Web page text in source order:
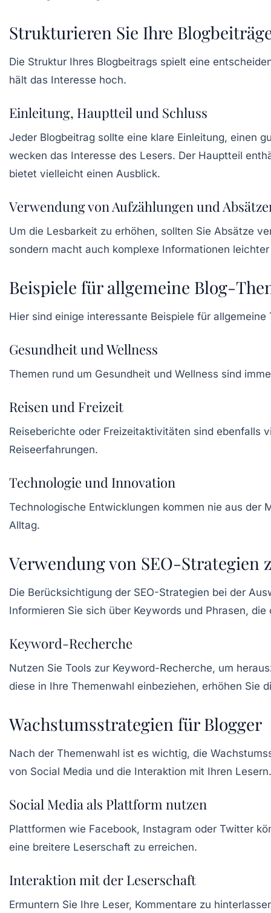
Strukturieren Sie Ihre
Die Struktur Ihres Blogbeitrags spielt eine
hält das Interesse hoch.
Einleitung, Hauptteil und Schluss
Jeder Blogbeitrag sollte eine klare Einleitung, einen
wecken das Interesse des Lesers. Der Hauptteil
bietet vielleicht einen Ausblick.
Verwendung von Aufzählungen und
Um die Lesbarkeit zu erhöhen, sollten Sie Absätze
sondern macht auch komplexe Informationen
Beispiele für allgemeine Blog-
Hier sind einige interessante Beispiele für
Gesundheit und Wellness
Themen rund um Gesundheit und Wellness sind
Reisen und Freizeit
Reiseberichte oder Freizeitaktivitäten sind ebenfalls
Reiseerfahrungen.
Technologie und Innovation
Technologische Entwicklungen kommen nie aus der
Alltag.
Verwendung von SEO-Strategien
Die Berücksichtigung der SEO-Strategien bei der
Informieren Sie sich über Keywords und Phrasen,
Keyword-Recherche
Nutzen Sie Tools zur Keyword-Recherche, um
diese in Ihre Themenwahl einbeziehen, erhöhen Sie
Wachstumsstrategien für Blogger
Nach der Themenwahl ist es wichtig, die
von Social Media und die Interaktion mit Ihren Lesern.
Social Media als Plattform nutzen
Plattformen wie Facebook, Instagram oder Twitter
eine breitere Leserschaft zu erreichen.
Interaktion mit der Leserschaft
Ermuntern Sie Ihre Leser, Kommentare zu